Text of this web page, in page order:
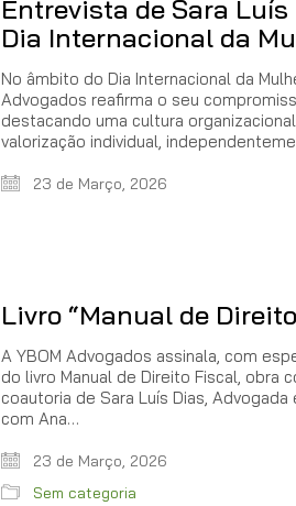
Entrevista de Sara
Dia Internacional da
No âmbito do Dia Internacional da
Advogados reafirma o seu
destacando uma cultura
valorização individual,
23 de Março, 2026
Livro “Manual de
A YBOM Advogados assinala, com
do livro Manual de Direito Fiscal, obra
coautoria de Sara Luís Dias,
com Ana…
23 de Março, 2026
Sem categoria